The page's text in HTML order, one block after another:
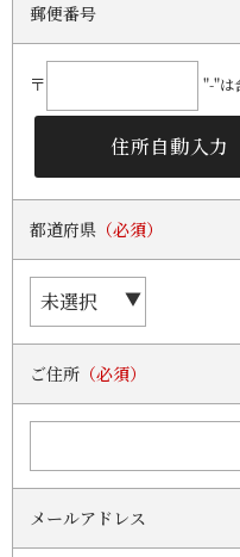
郵便番号
〒 "-"は
都道府県 （必須）
ご住所 （必須）
メールアドレス